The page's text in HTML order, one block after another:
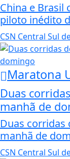
China e Brasil
piloto inédito
CSN Central Sul
Maratona
Duas
manhã de
Duas
manhã de
CSN Central Sul